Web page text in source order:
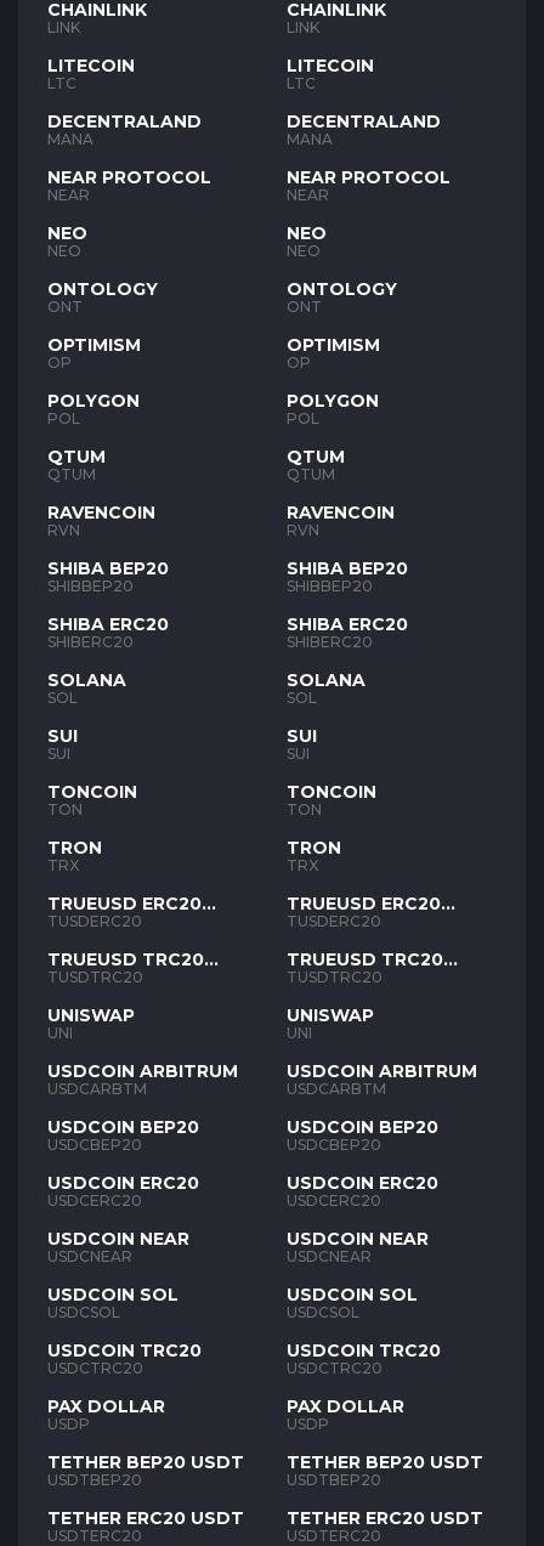
CHAINLINK
LINK
LITECOIN
LTC
DECENTRALAND
MANA
NEAR PROTOCOL
NEAR
NEO
NEO
ONTOLOGY
ONT
OPTIMISM
OP
POLYGON
POL
QTUM
QTUM
RAVENCOIN
RVN
SHIBA BEP20
SHIBBEP20
SHIBA ERC20
SHIBERC20
SOLANA
SOL
SUI
SUI
TONCOIN
TON
TRON
TRX
TRUEUSD ERC20
TUSD
TUSDERC20
TRUEUSD TRC20
TUSD
TUSDTRC20
UNISWAP
UNI
USDCOIN ARBITRUM
USDCARBTM
USDCOIN BEP20
USDCBEP20
USDCOIN ERC20
USDCERC20
USDCOIN NEAR
USDCNEAR
USDCOIN SOL
USDCSOL
USDCOIN TRC20
USDCTRC20
PAX DOLLAR
USDP
TETHER BEP20 USDT
USDTBEP20
TETHER ERC20 USDT
USDTERC20
CHAINLINK
LINK
LITECOIN
LTC
DECENTRALAND
MANA
NEAR PROTOCOL
NEAR
NEO
NEO
ONTOLOGY
ONT
OPTIMISM
OP
POLYGON
POL
QTUM
QTUM
RAVENCOIN
RVN
SHIBA BEP20
SHIBBEP20
SHIBA ERC20
SHIBERC20
SOLANA
SOL
SUI
SUI
TONCOIN
TON
TRON
TRX
TRUEUSD ERC20
TUSD
TUSDERC20
TRUEUSD TRC20
TUSD
TUSDTRC20
UNISWAP
UNI
USDCOIN ARBITRUM
USDCARBTM
USDCOIN BEP20
USDCBEP20
USDCOIN ERC20
USDCERC20
USDCOIN NEAR
USDCNEAR
USDCOIN SOL
USDCSOL
USDCOIN TRC20
USDCTRC20
PAX DOLLAR
USDP
TETHER BEP20 USDT
USDTBEP20
TETHER ERC20 USDT
USDTERC20